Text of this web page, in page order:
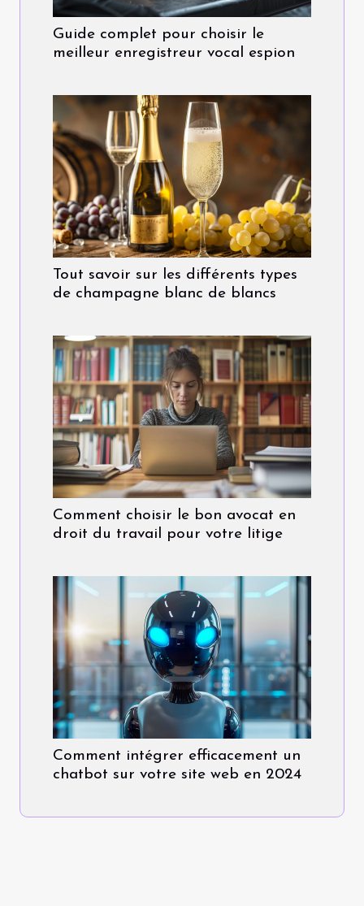
Guide complet pour choisir le
meilleur enregistreur vocal espion
Tout savoir sur les différents types
de champagne blanc de blancs
Comment choisir le bon avocat en
droit du travail pour votre litige
Comment intégrer efficacement un
chatbot sur votre site web en 2024